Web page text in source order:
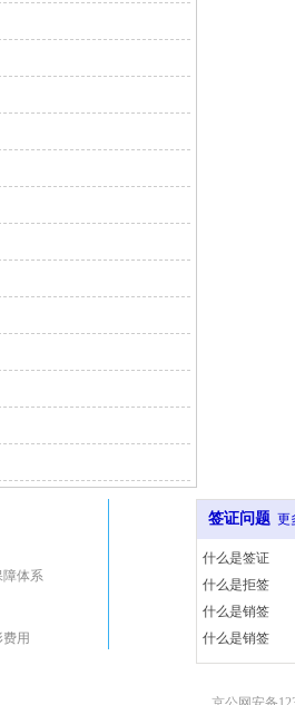
签证问题 更
什么是签证
什么是拒签
什么是销签
什么是销签
障体系
用